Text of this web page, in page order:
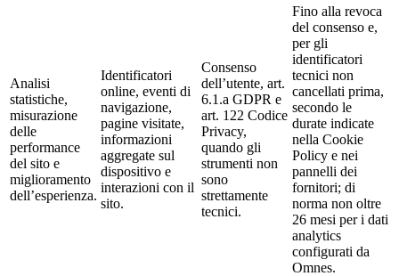
Analisi
statistiche,
misurazione
delle
performance
del sito e
miglioramento
dell’esperienza.
Identificatori
online, eventi di
navigazione,
pagine visitate,
informazioni
aggregate sul
dispositivo e
interazioni con il
sito.
Consenso
dell’utente, art.
6.1.a GDPR e
art. 122 Codice
Privacy,
quando gli
strumenti non
sono
strettamente
tecnici.
Fino alla revoca
del consenso e,
per gli
identificatori
tecnici non
cancellati prima,
secondo le
durate indicate
nella Cookie
Policy e nei
pannelli dei
fornitori; di
norma non oltre
26 mesi per i dati
analytics
configurati da
Omnes.